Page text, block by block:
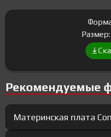
Рекомендуемые
Материнская плата